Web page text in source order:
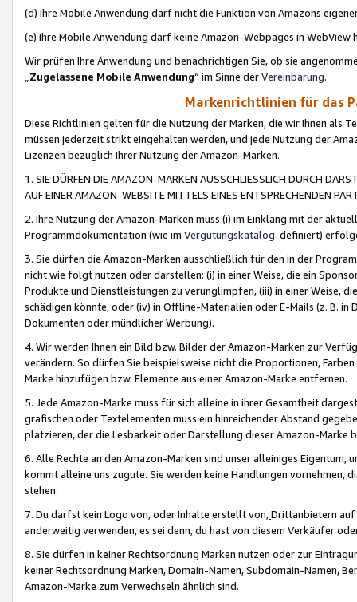
(d) Ihre Mobile Anwendung darf nicht die Funktion von Amazons
(e) Ihre Mobile Anwendung darf keine Amazon-Webpages in WebView
Wir prüfen Ihre Anwendung und benachrichtigen Sie, ob sie
„Zugelassene Mobile Anwendung“ im Sinne derVereinbarung.
Markenrichtlinien für das
Diese Richtlinien gelten für die Nutzung der Marken, die wir Ihnen als
müssen jederzeit strikt eingehalten werden, und jede Nutzung der
Lizenzen bezüglich Ihrer Nutzung der Amazon-Marken.
1. SIE DÜRFEN DIE AMAZON-MARKEN AUSSCHLIESSLICH DURCH
AUF EINER AMAZON-WEBSITE MITTELS EINES ENTSPRECHENDEN
2. Ihre Nutzung der Amazon-Marken muss (i) im Einklang mit der
Programmdokumentation (wie im Vergütungskatalog definiert)
3. Sie dürfen die Amazon-Marken ausschließlich für den in der
nicht wie folgt nutzen oder darstellen: (i) in einer Weise, die ein
Produkte und Dienstleistungen zu verunglimpfen, (iii) in einer Weise,
schädigen könnte, oder (iv) in Offline-Materialien oder E-Mails (z. B. in
Dokumenten oder mündlicher Werbung).
4. Wir werden Ihnen ein Bild bzw. Bilder der Amazon-Marken zur
verändern. So dürfen Sie beispielsweise nicht die Proportionen,
Marke hinzufügen bzw. Elemente aus einer Amazon-Marke entfernen.
5. Jede Amazon-Marke muss für sich alleine in ihrer Gesamtheit
grafischen oder Textelementen muss ein hinreichender Abstand
platzieren, der die Lesbarkeit oder Darstellung dieser Amazon-Marke
6. Alle Rechte an den Amazon-Marken sind unser alleiniges
kommt alleine uns zugute. Sie werden keine Handlungen vornehmen,
stehen.
7. Du darfst kein Logo von, oder Inhalte erstellt von,Drittanbietern auf
anderweitig verwenden, es sei denn, du hast von diesem Verkäufer
8. Sie dürfen in keiner Rechtsordnung Marken nutzen oder zur
keiner Rechtsordnung Marken, Domain-Namen, Subdomain-Namen,
Amazon-Marke zum Verwechseln ähnlich sind.